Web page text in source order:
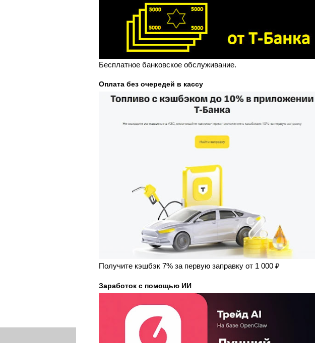
Бесплатное банковское обслуживание.
Оплата без очередей в кассу
Получите кэшбэк 7% за первую заправку от 1 000 ₽
Заработок с помощью ИИ